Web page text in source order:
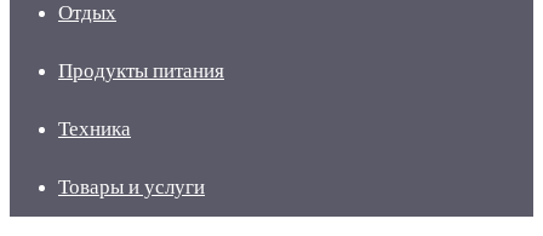
Отдых
Продукты питания
Техника
Товары и услуги